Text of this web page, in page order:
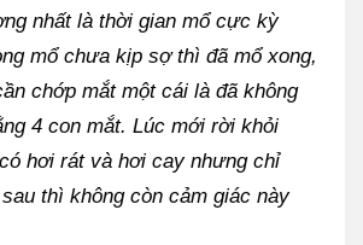
nhất là thời gian mổ cực kỳ
mổ chưa kịp sợ thì đã mổ xong,
chớp mắt một cái là đã không
4 con mắt. Lúc mới rời khỏi
hơi rát và hơi cay nhưng chỉ
thì không còn cảm giác này